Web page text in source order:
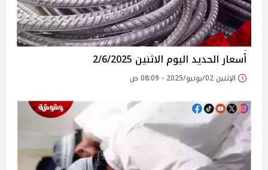
أسعار الحديد اليوم الاثنين 2/6/2025
الإثنين 02/يونيو/2025 - 08:09 ص